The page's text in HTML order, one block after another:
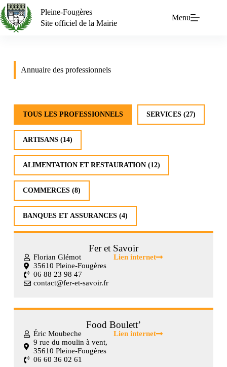
Pleine-Fougères
Site officiel de la Mairie
Menu
Annuaire des professionnels
annuaire_professionnels
TOUS LES PROFESSIONNELS SERVICES (27)
ARTISANS (14)
ALIMENTATION ET RESTAURATION (12)
COMMERCES (8)
BANQUES ET ASSURANCES (4)
Fer et Savoir
Florian Glémot
35610 Pleine-Fougères
06 88 23 98 47
contact@fer-et-savoir.fr
Lien internet
Food Boulett’
Éric Moubeche
9 rue du moulin à vent,
35610 Pleine-Fougères
06 60 36 02 61
Lien internet